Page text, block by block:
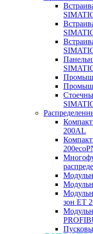
200AL
зон ET